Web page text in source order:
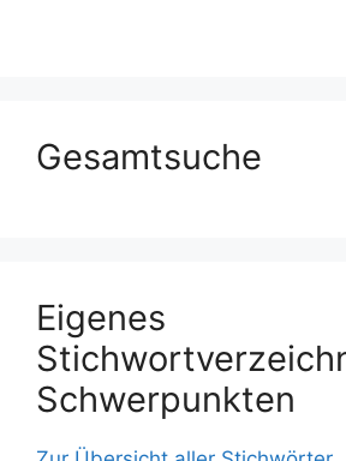
Gesamtsuche
Eigenes
Schwerpunkten